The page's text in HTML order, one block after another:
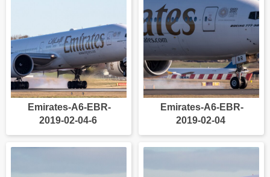
Emirates-A6-EBR-
2019-02-04-6
Emirates-A6-EBR-
2019-02-04